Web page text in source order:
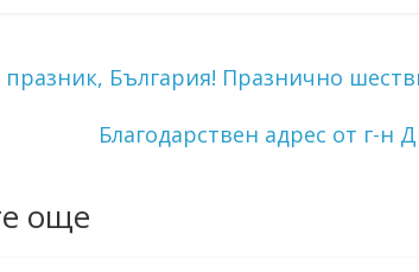
празник, България! Празнично
Благодарствен адрес от г-
още